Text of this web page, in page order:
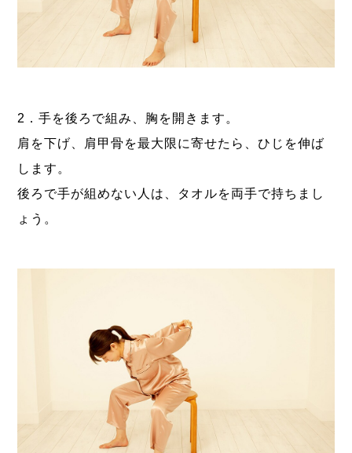
2．手を後ろで組み、胸を開きます。
肩を下げ、肩甲骨を最大限に寄せたら、ひじを伸ば
します。
後ろで手が組めない人は、タオルを両手で持ちまし
ょう。